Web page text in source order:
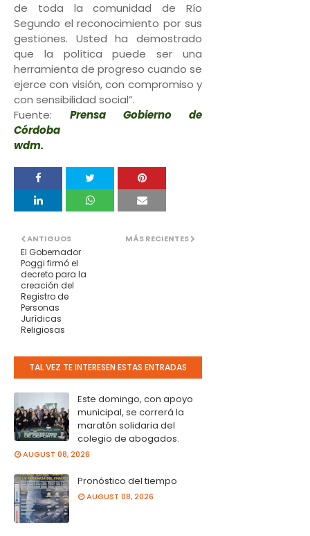
de toda la comunidad de Río
Segundo el reconocimiento por sus
gestiones. Usted ha demostrado
que la política puede ser una
herramienta de progreso cuando se
ejerce con visión, con compromiso y
con sensibilidad social”.
Fuente: Prensa Gobierno de
Córdoba
wdm.
MÁS RECIENTES
ANTIGUOS
El Gobernador
Poggi firmó el
decreto para la
creación del
Registro de
Personas
Jurídicas
Religiosas
TAL VEZ TE INTERESEN ESTAS ENTRADAS
Este domingo, con apoyo
municipal, se correrá la
maratón solidaria del
colegio de abogados.
AUGUST 08, 2026
Pronóstico del tiempo
AUGUST 08, 2026